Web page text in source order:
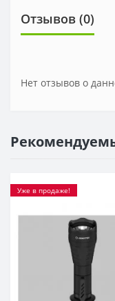
Отзывов (0)
Нет отзывов о
Уже в продаже!